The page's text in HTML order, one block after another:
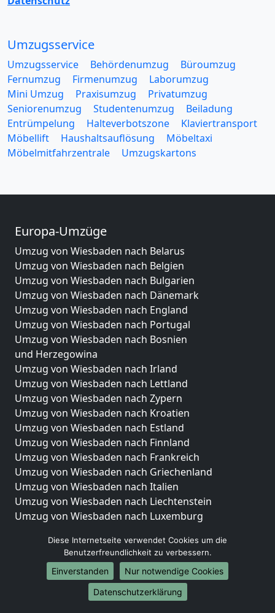
Umzugsservice
Umzugsservice Behördenumzug
Büroumzug
Fernumzug
Firmenumzug
Laborumzug
Mini Umzug
Praxisumzug
Privatumzug
Seniorenumzug
Studentenumzug
Beiladung
Entrümpelung
Halteverbotszone
Klaviertransport
Möbellift
Haushaltsauflösung
Möbeltaxi
Möbelmitfahrzentrale
Umzugskartons
Europa-Umzüge
Umzug von Wiesbaden nach Belarus
Umzug von Wiesbaden nach Belgien
Umzug von Wiesbaden nach Bulgarien
Umzug von Wiesbaden nach Dänemark
Umzug von Wiesbaden nach England
Umzug von Wiesbaden nach Portugal
Umzug von Wiesbaden nach Bosnien
und Herzegowina
Umzug von Wiesbaden nach Irland
Umzug von Wiesbaden nach Lettland
Umzug von Wiesbaden nach Zypern
Umzug von Wiesbaden nach Kroatien
Umzug von Wiesbaden nach Estland
Umzug von Wiesbaden nach Finnland
Umzug von Wiesbaden nach Frankreich
Umzug von Wiesbaden nach Griechenland
Umzug von Wiesbaden nach Italien
Umzug von Wiesbaden nach Liechtenstein
Umzug von Wiesbaden nach Luxemburg
Umzug von Wiesbaden nach Norwegen
Umzüge-Deutschlandweit
Umzug von Wiesbaden nach Berlin
Umzug von Wiesbaden nach Hamburg
Diese Internetseite verwendet Cookies um die
Benutzerfreundlichkeit zu verbessern.
Einverstanden
Nur notwendige Cookies
Datenschutzerklärung